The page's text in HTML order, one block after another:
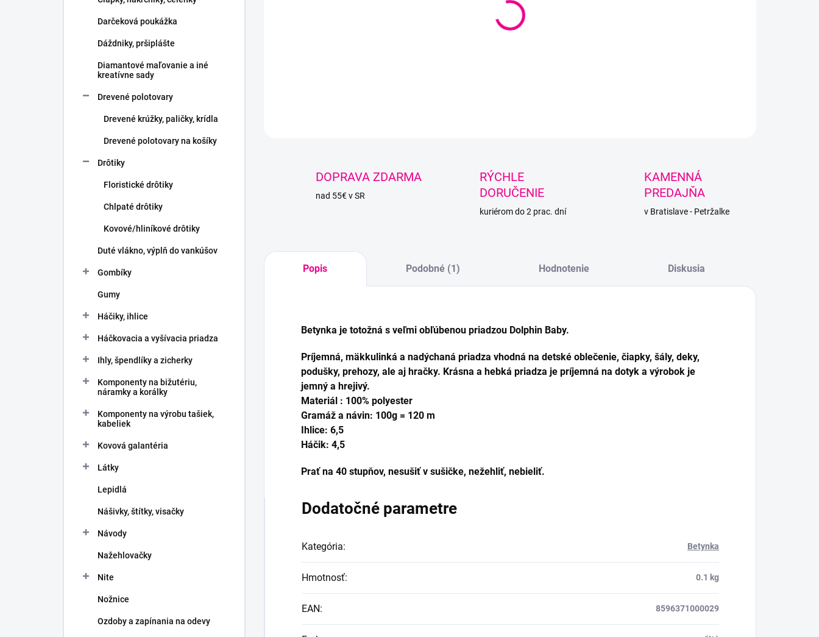
Darčeková poukážka
Dáždniky, pršiplášte
Diamantové maľovanie a iné
kreatívne sady
Drevené polotovary
Drevené krúžky, paličky, krídla
Drevené polotovary na košíky
Drôtiky
Floristické drôtiky
Chlpaté drôtiky
Kovové/hliníkové drôtiky
Duté vlákno, výplň do vankúšov
Gombíky
Gumy
Háčiky, ihlice
Háčkovacia a vyšívacia priadza
Ihly, špendlíky a zicherky
Komponenty na bižutériu,
náramky a korálky
Komponenty na výrobu tašiek,
kabeliek
Kovová galantéria
Látky
Lepidlá
Nášivky, štítky, visačky
Návody
Nažehlovačky
Nite
Nožnice
Ozdoby a zapínania na odevy
DOPRAVA ZDARMA
nad 55€ v SR
RÝCHLE
DORUČENIE
kuriérom do 2 prac. dní
KAMENNÁ
PREDAJŇA
v Bratislave - Petržalke
Popis Podobné (1) Hodnotenie Diskusia
Betynka je totožná s veľmi obľúbenou priadzou Dolphin Baby.
Príjemná, mäkkulinká a nadýchaná priadza vhodná na detské oblečenie, čiapky, šály, deky,
podušky, prehozy, ale aj hračky. Krásna a hebká priadza je príjemná na dotyk a výrobok je
jemný a hrejivý.
Materiál : 100% polyester
Gramáž a návin: 100g = 120 m
Ihlice: 6,5
Háčik: 4,5
Prať na 40 stupňov, nesušiť v sušičke, nežehliť, nebieliť.
Dodatočné parametre
Kategória: Betynka
Hmotnosť: 0.1 kg
EAN: 8596371000029